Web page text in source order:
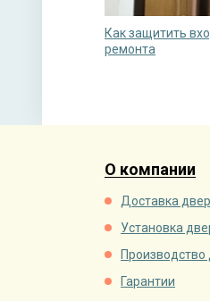
Как защитить
ремонта
О компании
Доставка
Установка
Производство
Гарантии